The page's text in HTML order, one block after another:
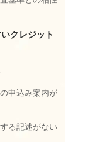
クレジット
申込み案内が
る記述がない